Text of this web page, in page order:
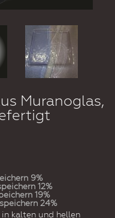
Muranoglas,
9%
12%
19%
speichern 24%
in kalten und hellen